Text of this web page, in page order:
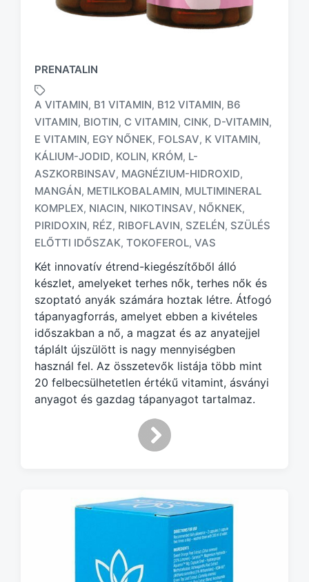
PRENATALIN
T
a
g
e
d
w
t
h
A VITAMIN, B1 VITAMIN, B12 VITAMIN, B6
VITAMIN, BIOTIN, C VITAMIN, CINK, D-VITAMIN,
E VITAMIN, EGY NŐNEK, FOLSAV, K VITAMIN,
KÁLIUM-JODID, KOLIN, KRÓM, L-
ASZKORBINSAV, MAGNÉZIUM-HIDROXID,
MANGÁN, METILKOBALAMIN, MULTIMINERAL
KOMPLEX, NIACIN, NIKOTINSAV, NŐKNEK,
PIRIDOXIN, RÉZ, RIBOFLAVIN, SZELÉN, SZÜLÉS
ELŐTTI IDŐSZAK, TOKOFEROL, VAS
Két innovatív étrend-kiegészítőből álló
készlet, amelyeket terhes nők, terhes nők és
szoptató anyák számára hoztak létre. Átfogó
tápanyagforrás, amelyet ebben a kivételes
időszakban a nő, a magzat és az anyatejjel
táplált újszülött is nagy mennyiségben
használ fel. Az összetevők listája több mint
20 felbecsülhetetlen értékű vitamint, ásványi
anyagot és gazdag tápanyagot tartalmaz.